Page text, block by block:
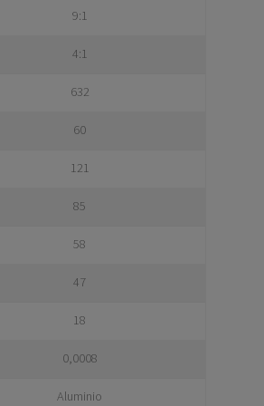
9:1
4:1
632
60
121
85
58
47
18
0,0008
Aluminio